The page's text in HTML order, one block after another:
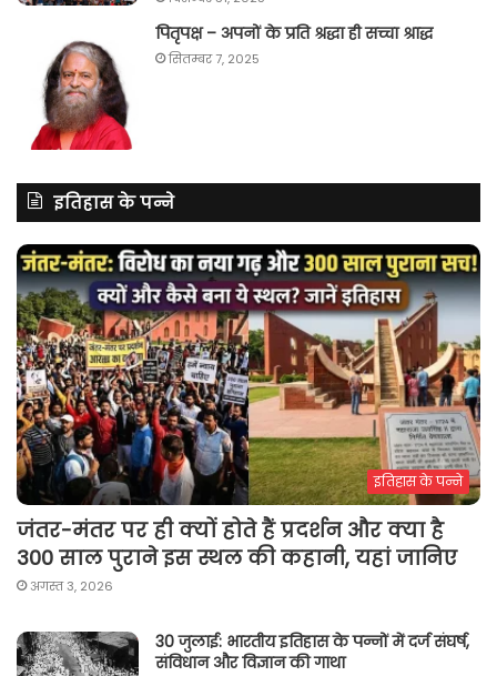
पितृपक्ष – अपनों के प्रति श्रद्धा ही सच्चा श्राद्ध
सितम्बर 7, 2025
इतिहास के पन्ने
इतिहास के पन्ने
जंतर-मंतर पर ही क्यों होते हैं प्रदर्शन और क्या है
300 साल पुराने इस स्थल की कहानी, यहां जानिए
अगस्त 3, 2026
30 जुलाई: भारतीय इतिहास के पन्नों में दर्ज संघर्ष,
संविधान और विज्ञान की गाथा